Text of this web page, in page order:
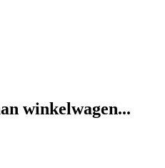
winkelwagen...